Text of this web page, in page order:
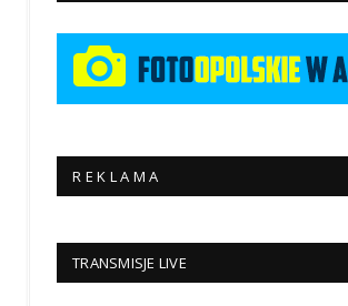
R E K L A M A
TRANSMISJE LIVE